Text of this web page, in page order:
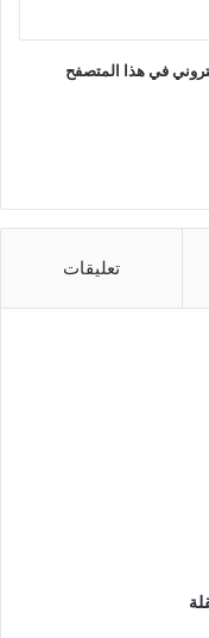
في هذا المتصفح
تعليقات